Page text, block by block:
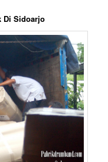
Di Sidoarjo